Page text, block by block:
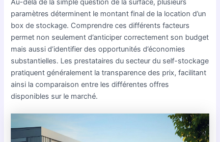
Au-delà de la simple question de la surface, plusieurs
paramètres déterminent le montant final de la location d’un
box de stockage. Comprendre ces différents facteurs
permet non seulement d’anticiper correctement son budget
mais aussi d’identifier des opportunités d’économies
substantielles. Les prestataires du secteur du self-stockage
pratiquent généralement la transparence des prix, facilitant
ainsi la comparaison entre les différentes offres
disponibles sur le marché.